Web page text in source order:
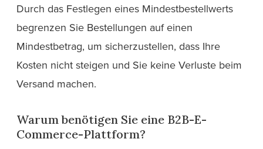
Durch das Festlegen eines Mindestbestellwerts
begrenzen Sie Bestellungen auf einen
Mindestbetrag, um sicherzustellen, dass Ihre
Kosten nicht steigen und Sie keine Verluste beim
Versand machen.
Warum benötigen Sie eine B2B-E-
Commerce-Plattform?